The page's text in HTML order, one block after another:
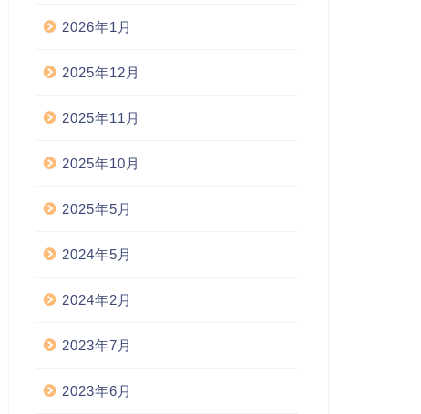
2026年1月
2025年12月
2025年11月
2025年10月
2025年5月
2024年5月
2024年2月
2023年7月
2023年6月